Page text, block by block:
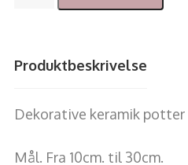
Produktbeskrivelse
Dekorative keramik potter
Mål. Fra 10cm. til 30cm.